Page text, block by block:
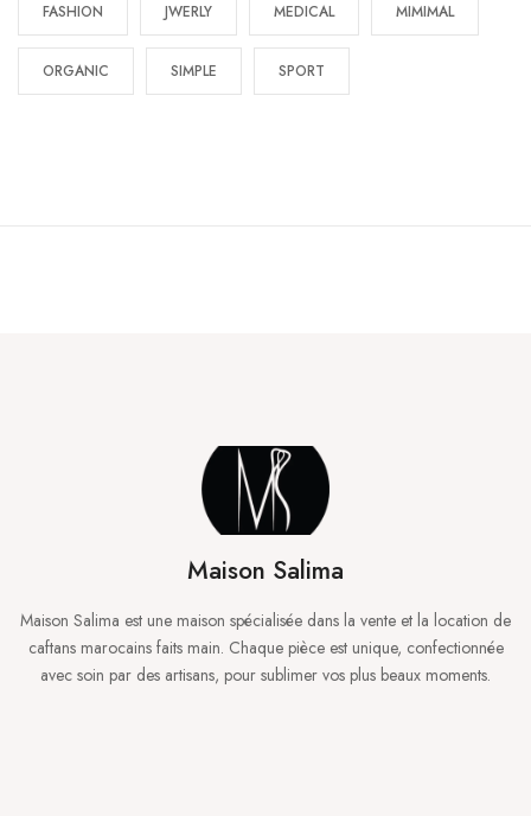
FASHION JWERLY MEDICAL MIMIMAL
ORGANIC SIMPLE SPORT
Maison Salima
Maison Salima est une maison spécialisée dans la vente et la location de
caftans marocains faits main. Chaque pièce est unique, confectionnée
avec soin par des artisans, pour sublimer vos plus beaux moments.